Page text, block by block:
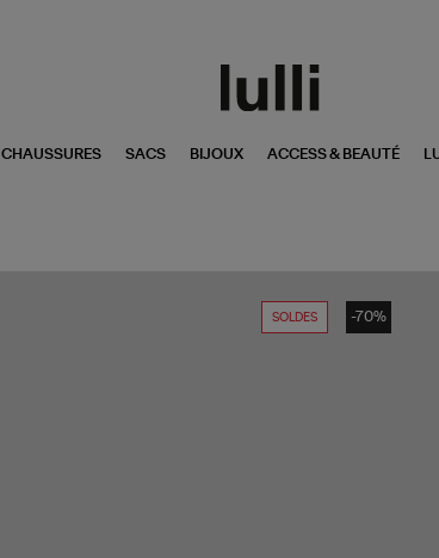
CHAUSSURES SACS BIJOUX ACCESS & BEAUTÉ
SOLDES -70%